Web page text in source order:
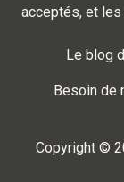
acceptés, et
Le blog
Besoin de
Copyright ©